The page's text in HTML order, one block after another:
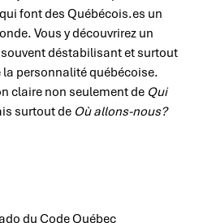
font des Québécois.es un
Vous y découvrirez un
déstabilisant et surtout
personnalité québécoise.
claire non seulement de Qui
surtout de Où allons-nous?